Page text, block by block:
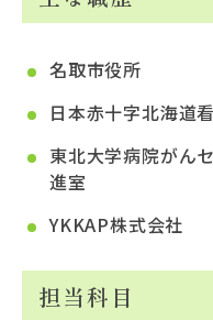
名取市役所
日本赤十字北海道
東北大学病院がん
進室
YKKAP株式会社
担当科目